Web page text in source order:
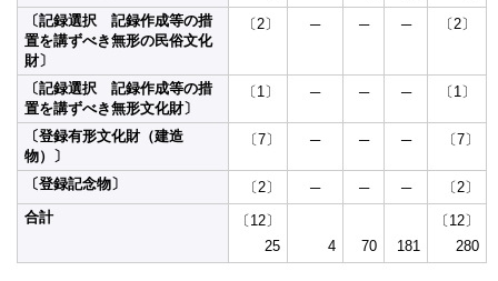
〔記録選択 記録作成等の措
置を講ずべき無形の民俗文化
財〕
〔2〕 ─ ─ ─ 〔2〕
〔記録選択 記録作成等の措
置を講ずべき無形文化財〕
〔1〕 ─ ─ ─ 〔1〕
〔登録有形文化財（建造
物）〕
〔7〕 ─ ─ ─ 〔7〕
〔登録記念物〕 〔2〕 ─ ─ ─
〔2〕
合計
〔12〕
25
4 70 181
〔12〕
280